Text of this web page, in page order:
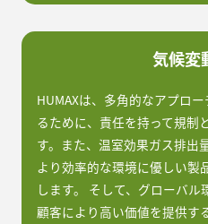
気候変
HUMAXは、多角的なアプロ
るために、責任を持って規制
す。また、温室効果ガス排出
より効率的な環境に優しい製
します。 そして、グローバル
顧客により高い価値を提供す